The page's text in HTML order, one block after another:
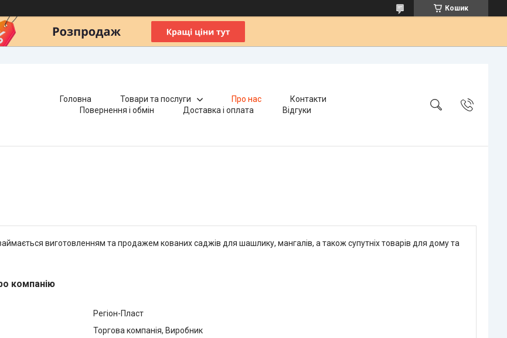
Кошик
Головна Товари та послуги Про нас
Контакти
Повернення і обмін
Доставка і оплата Відгуки
виготовленням та продажем кованих саджів для шашлику, мангалів, а також супутніх товарів для дому та
компанію
Регіон-Пласт
Торгова компанія, Виробник